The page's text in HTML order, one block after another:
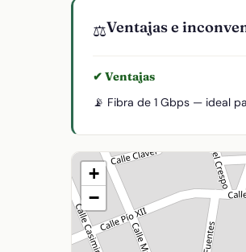
⚖️Ventajas e
✔ Ventajas
📡 Fibra de 1 Gbps — ideal
+
−